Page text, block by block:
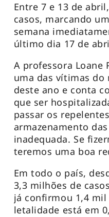
Entre 7 e 13 de
casos, marcando
semana
último dia 17 de
A professora Loane
uma das vítimas do
deste ano e conta
que ser
passar os
armazenamento
inadequada. Se
teremos uma boa
Em todo o país,
3,3 milhões de
já confirmou 1,4
letalidade está em